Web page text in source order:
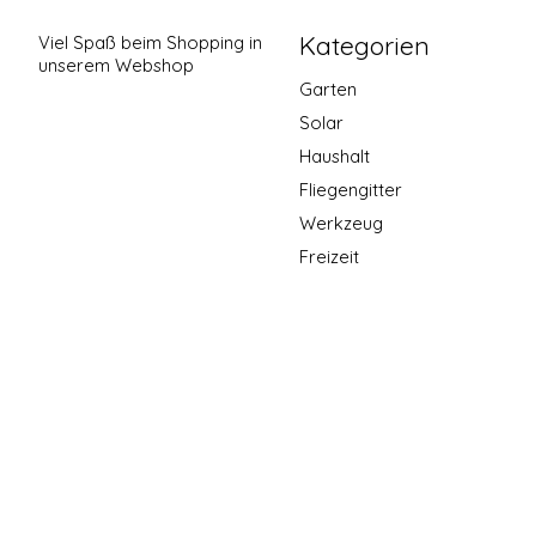
Viel Spaß beim Shopping in
unserem Webshop
Kategorien
Garten
Solar
Haushalt
Fliegengitter
Werkzeug
Freizeit